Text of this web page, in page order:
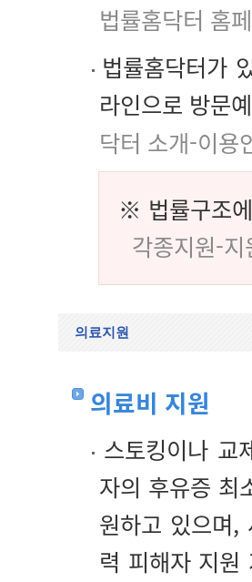
법률홈닥터 홈
법률홈닥터가
라인으로 방문
닥터 소개-이용
※ 법률구조
각종지원-
의료지원
의료비 지원
스토킹이나 교
자의 후유증 최
원하고 있으며,
력 피해자 지원